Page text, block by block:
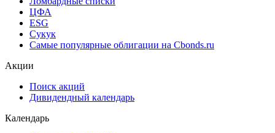
ЦФА
ESG
Сукук
Самые популярные облигации на Cbonds.ru
Акции
Поиск акций
Дивидендный календарь
Календарь